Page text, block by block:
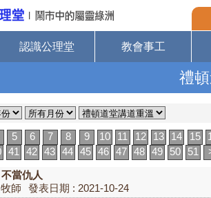
認識公理堂 教會事工
禮
5 6 7 8 9 10 11 12 13 14 15
41 42 43 44 45 46 47 48 49 50 51
當仇人
師
發表日期 : 2021-10-24